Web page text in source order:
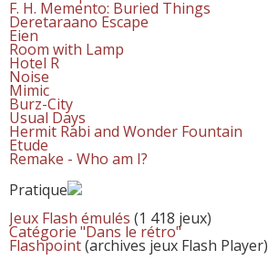
F. H. Memento: Buried Things
Deretaraano Escape
Eien
Room with Lamp
Hotel R
Noise
Mimic
Burz-City
Usual Days
Hermit Rabi and Wonder Fountain
Etude
Remake - Who am I?
Pratique
Jeux Flash émulés (1 418 jeux)
Catégorie "Dans le rétro"
Flashpoint(archives jeux Flash Player)